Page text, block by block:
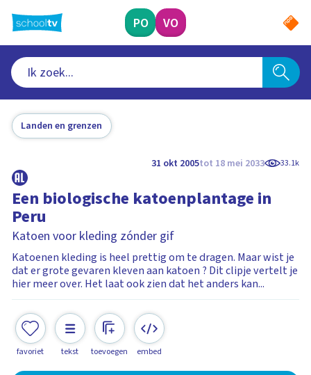
naar
hoofdinhoud
PO VO
Landen en grenzen
31 okt 2005tot 18 mei 2033 33.1k
Een biologische katoenplantage in
Peru
Katoen voor kleding zónder gif
Katoenen kleding is heel prettig om te dragen. Maar wist je
dat er grote gevaren kleven aan katoen ? Dit clipje vertelt je
hier meer over. Het laat ook zien dat het anders kan...
favoriet tekst toevoegen embed